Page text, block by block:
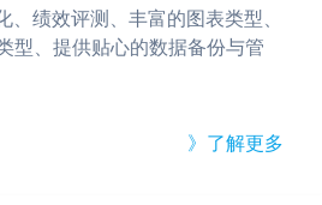
绩效评测、丰富的图表类型、
型、提供贴心的数据备份与管
》了解更多